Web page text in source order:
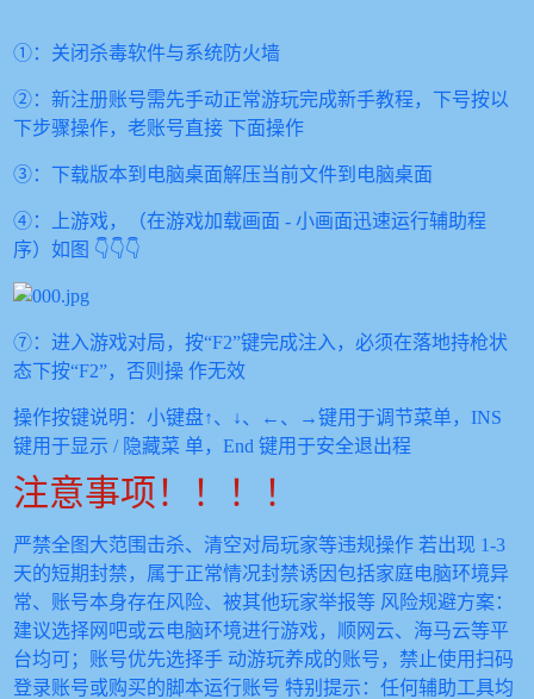
①：关闭杀毒软件与系统防⽕墙
②：新注册账号需先⼿动正常游玩完成新⼿教程，下号按以
下步骤操作，⽼账号直接 下⾯操作
③：下载版本到电脑桌⾯解压当前⽂件到电脑桌⾯
④：上游戏，（在游戏加载画⾯ - ⼩画⾯迅速运⾏辅助程
序）如图 👇👇👇
⑦：进⼊游戏对局，按“F2”键完成注⼊，必须在落地持枪状
态下按“F2”，否则操作⽆效
操作按键说明：⼩键盘↑、↓、←、→键⽤于调节菜单，INS
键⽤于显⽰ / 隐藏菜 单，End 键⽤于安全退出程
注意事项！！！！
严禁全图⼤范围击杀、清空对局玩家等违规操作若出现 1-3
天的短期封禁，属于正常情况封禁诱因包括家庭电脑环境异
常、账号本⾝存在⻛险、被其他玩家举报等 ⻛险规避⽅案：
建议选择⽹吧或云电脑环境进⾏游戏，顺⽹云、海⻢云等平
台均可；账号优先选择⼿ 动游玩养成的账号，禁⽌使⽤扫码
登录账号或购买的脚本运⾏账号特别提⽰：任何辅助⼯具均